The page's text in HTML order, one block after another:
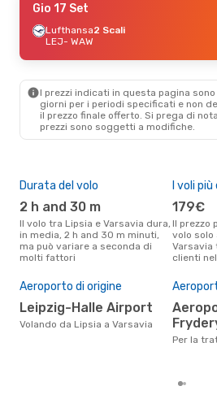
Gio 17 Set
Lufthansa1 Scalo
LEJ- WAW
WAW- LEJ
Gio 17 Set
Lufthansa2 Scali
LEJ- WAW
I prezzi indicati in questa pagina
giorni per i periodi specificati e non
il ​​prezzo finale offerto. Si prega di
prezzi sono soggetti a modifiche.
Durata del volo
2 h and 30 m
Il volo tra Lipsia e Varsavia dura,
in media, 2 h and 30 m minuti,
ma può variare a seconda di
molti fattori
I voli
179€
Il prezzo più economico per un
volo solo
Varsavia
clienti
Aeroporto di origine
Leipzig-Halle Airport
Volando da Lipsia a Varsavia
Aeroporto di Varsavia
Per la